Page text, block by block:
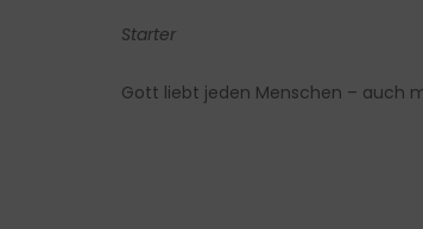
Starter
Gott liebt jeden Menschen – auch